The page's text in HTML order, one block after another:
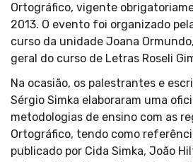
Ortográfico, vigente
2013. O evento foi organizado
curso da unidade Joana
geral do curso de Letras Roseli
Na ocasião, os palestrantes e
Sérgio Simka elaboraram uma
metodologias de ensino com as
Ortográfico, tendo como
publicado por Cida Simka, João